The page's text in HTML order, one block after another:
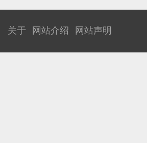
关于 网站介绍 网站声明